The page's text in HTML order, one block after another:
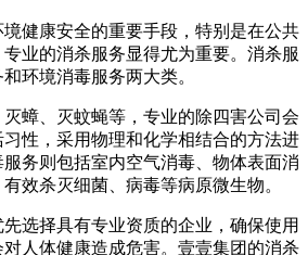
健康安全的重要手段，特别是在公共
业的消杀服务显得尤为重要。消杀服
环境消毒服务两大类。
蟑、灭蚊蝇等，专业的除四害公司会
性，采用物理和化学相结合的方法进
务则包括室内空气消毒、物体表面消
效杀灭细菌、病毒等病原微生物。
选择具有专业资质的企业，确保使用
人体健康造成危害。壹壹集团的消杀